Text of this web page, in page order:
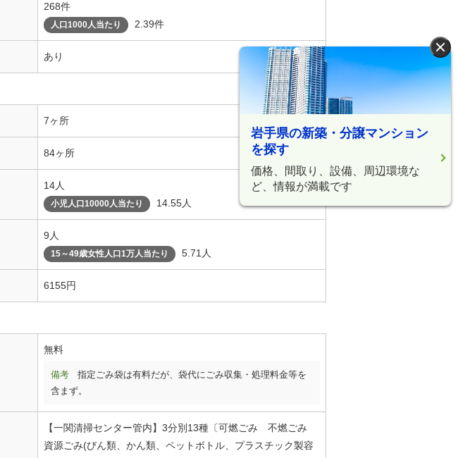
×
岩手県の新築・分譲マンション
を探す
価格、間取り、設備、周辺環境な
ど、情報が満載です
268件
人口1000人当たり 2.39件
あり
7ヶ所
84ヶ所
14人
小児人口10000人当たり 14.55人
9人
15～49歳女性人口1万人当たり 5.71人
6155円
無料
備考
指定ごみ袋は有料だが、袋代にごみ収集・処理料金等を
含まず。
【一関清掃センター管内】3分別13種〔可燃ごみ 不燃ごみ
資源ごみ(びん類、かん類、ペットボトル、プラスチック製容